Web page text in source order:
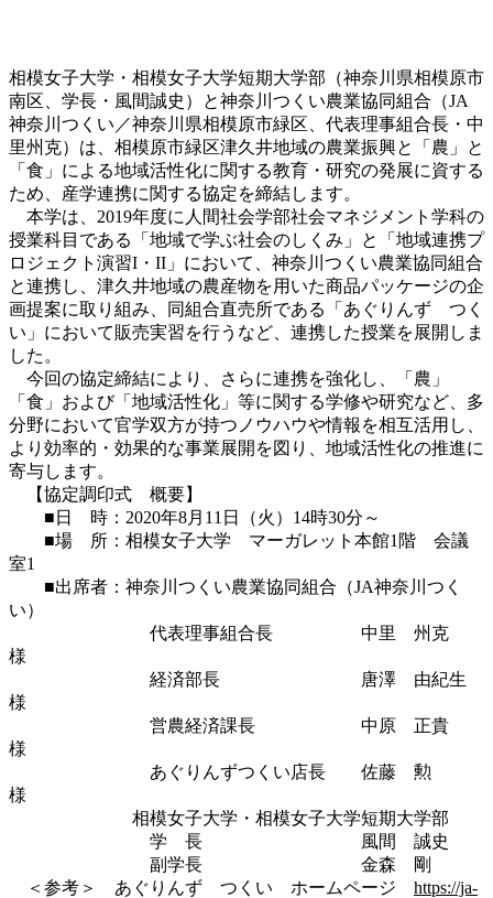
相模女子大学・相模女子大学短期大学部（神奈川県相模原市
南区、学長・風間誠史）と神奈川つくい農業協同組合（JA
神奈川つくい／神奈川県相模原市緑区、代表理事組合長・中
里州克）は、相模原市緑区津久井地域の農業振興と「農」と
「食」による地域活性化に関する教育・研究の発展に資する
ため、産学連携に関する協定を締結します。
本学は、2019年度に人間社会学部社会マネジメント学科の
授業科目である「地域で学ぶ社会のしくみ」と「地域連携プ
ロジェクト演習I・II」において、神奈川つくい農業協同組合
と連携し、津久井地域の農産物を用いた商品パッケージの企
画提案に取り組み、同組合直売所である「あぐりんず つく
い」において販売実習を行うなど、連携した授業を展開しま
した。
今回の協定締結により、さらに連携を強化し、「農」
「食」および「地域活性化」等に関する学修や研究など、多
分野において官学双方が持つノウハウや情報を相互活用し、
より効率的・効果的な事業展開を図り、地域活性化の推進に
寄与します。
【協定調印式 概要】
■日 時：2020年8月11日（火）14時30分～
■場 所：相模女子大学 マーガレット本館1階 会議
室1
■出席者：神奈川つくい農業協同組合（JA神奈川つく
い）
代表理事組合長 中里 州克
様
経済部長 唐澤 由紀生
様
営農経済課長 中原 正貴
様
あぐりんずつくい店長 佐藤 勲
様
相模女子大学・相模女子大学短期大学部
学 長 風間 誠史
副学長 金森 剛
＜参考＞ あぐりんず つくい ホームページ https://ja-